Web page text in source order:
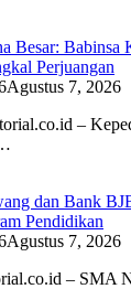
Besar: Babinsa
Perjuangan
Agustus 7, 2026
–
dan Bank
Pendidikan
Agustus 7, 2026
– SMA